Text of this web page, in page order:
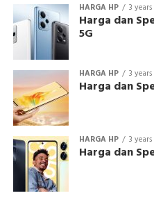
HARGA HP 3 years
Harga dan
5G
HARGA HP 3 years
Harga dan
HARGA HP 3 years
Harga dan